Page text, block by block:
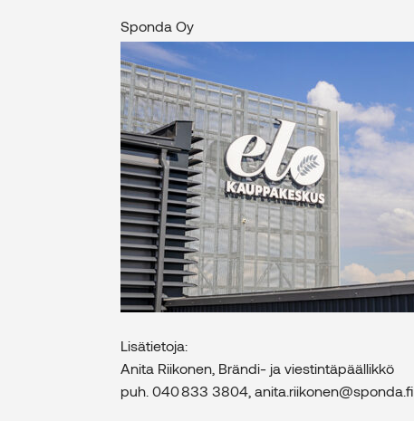
Sponda Oy
Lisätietoja:
Anita Riikonen, Brändi- ja viestintäpäällikkö
puh. 040 833 3804, anita.riikonen@sponda.fi